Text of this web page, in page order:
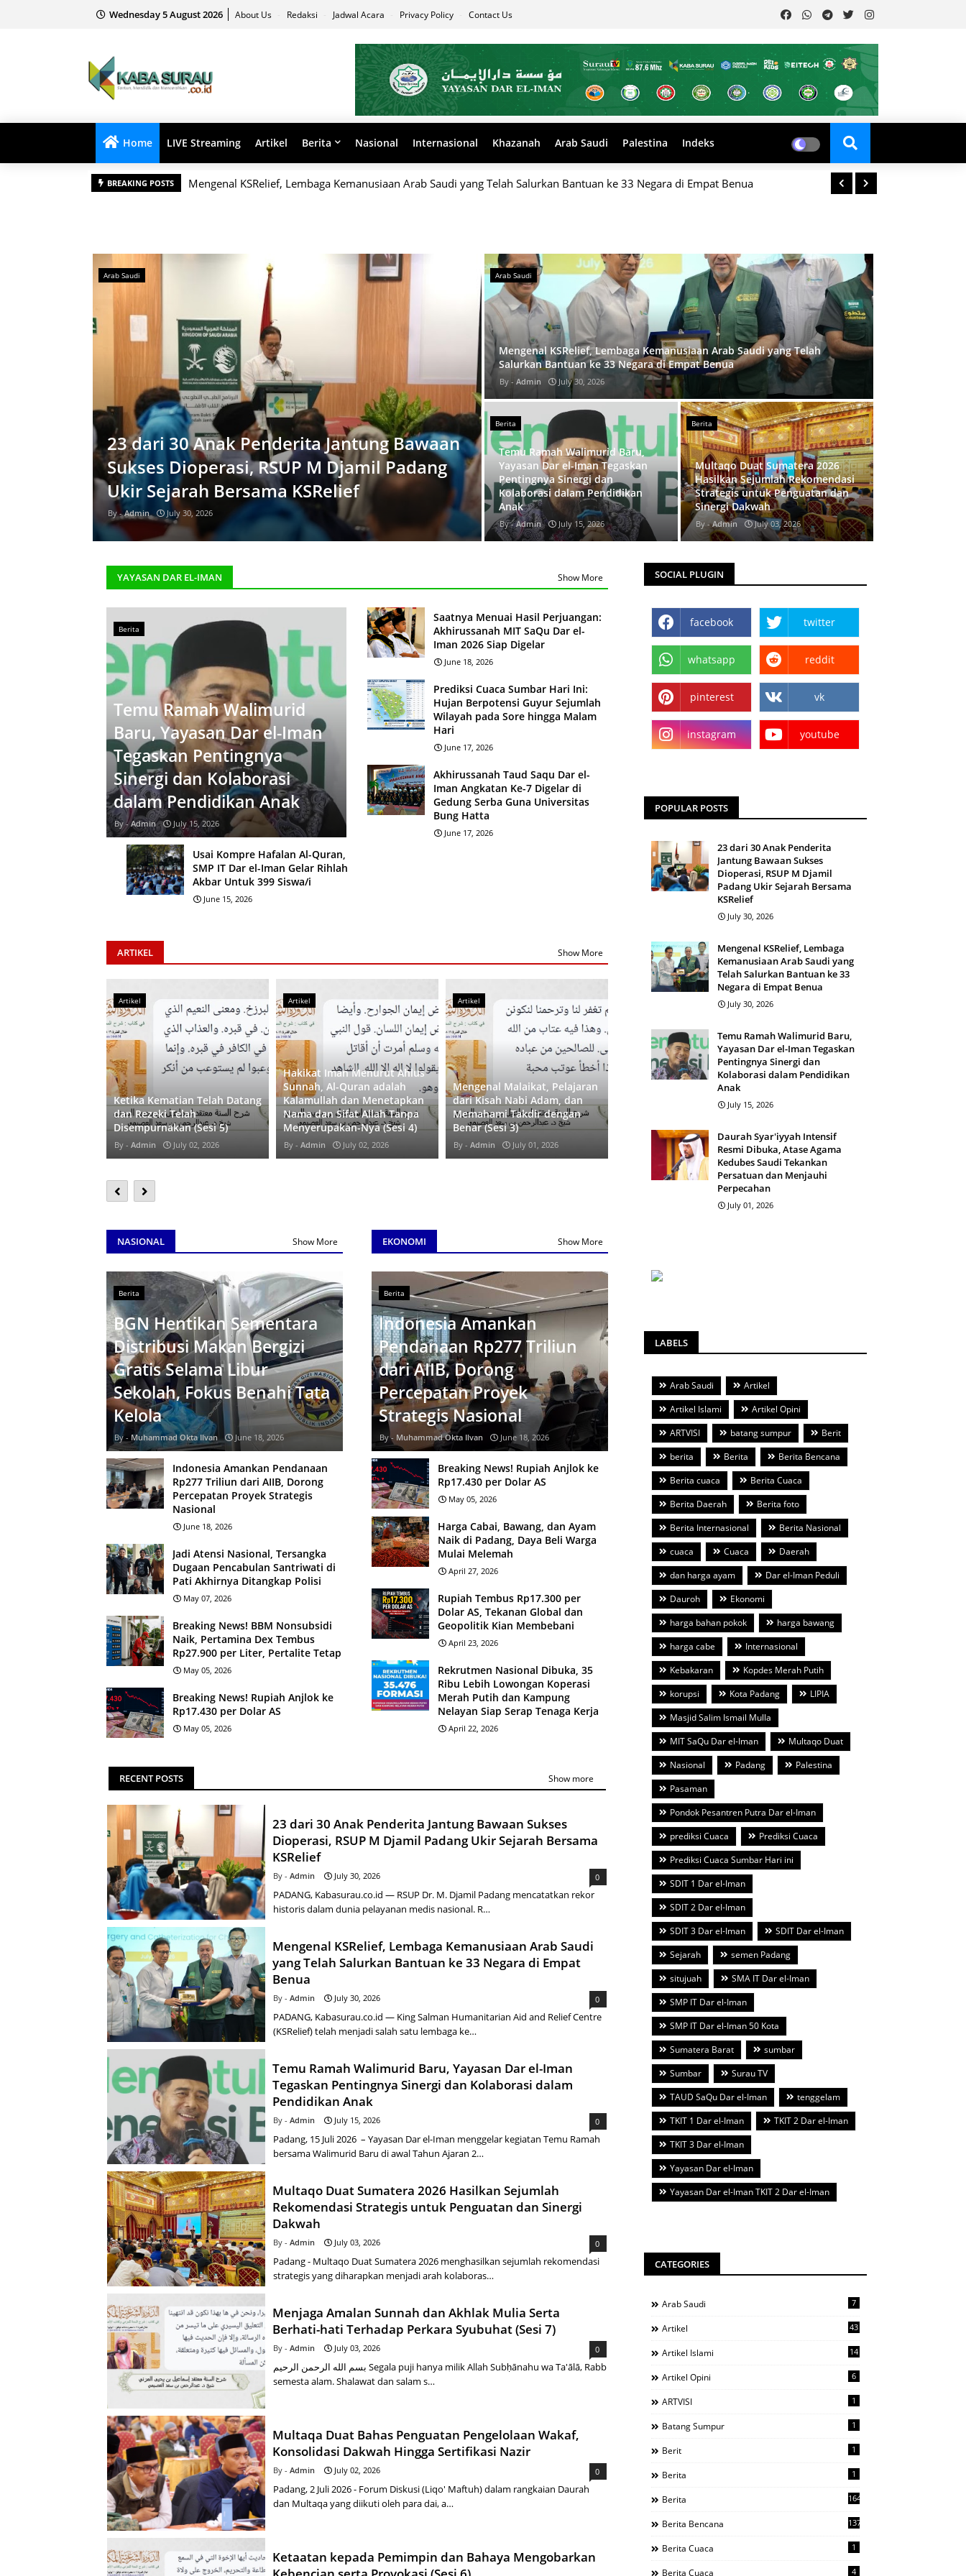
Wednesday 5 August 2026 About Us Redaksi Jadwal Acara Privacy Policy Contact Us
Home LIVE Streaming Artikel Berita Nasional Internasional Khazanah Arab Saudi Palestina Indeks
BREAKING POSTS Mengenal KSRelief, Lembaga Kemanusiaan Arab Saudi yang Telah Salurkan Bantuan ke 33 Negara di Empat Benua
Arab Saudi
23 dari 30 Anak Penderita Jantung Bawaan
Sukses Dioperasi, RSUP M Djamil Padang
Ukir Sejarah Bersama KSRelief
Admin July 30, 2026
Arab Saudi
Mengenal KSRelief, Lembaga Kemanusiaan Arab Saudi yang Telah
Salurkan Bantuan ke 33 Negara di Empat Benua
Admin July 30, 2026
Berita
Temu Ramah Walimurid Baru,
Yayasan Dar el-Iman Tegaskan
Pentingnya Sinergi dan
Kolaborasi dalam Pendidikan
Anak
Admin July 15, 2026
Berita
Multaqo Duat Sumatera 2026
Hasilkan Sejumlah Rekomendasi
Strategis untuk Penguatan dan
Sinergi Dakwah
Admin July 03, 2026
YAYASAN DAR EL-IMAN Show More
Berita
Temu Ramah Walimurid
Baru, Yayasan Dar el-Iman
Tegaskan Pentingnya
Sinergi dan Kolaborasi
dalam Pendidikan Anak
Admin July 15, 2026
Saatnya Menuai Hasil Perjuangan:
Akhirussanah MIT SaQu Dar el-
Iman 2026 Siap Digelar
June 18, 2026
Prediksi Cuaca Sumbar Hari Ini:
Hujan Berpotensi Guyur Sejumlah
Wilayah pada Sore hingga Malam
Hari
June 17, 2026
Akhirussanah Taud Saqu Dar el-
Iman Angkatan Ke-7 Digelar di
Gedung Serba Guna Universitas
Bung Hatta
June 17, 2026
Usai Kompre Hafalan Al-Quran,
SMP IT Dar el-Iman Gelar Rihlah
Akbar Untuk 399 Siswa/i
June 15, 2026
ARTIKEL Show More
Ketika Kematian Telah Datang
Disempurnakan (Sesi 5)
July 02, 2026
Artikel
Hakikat Iman Menurut Ahlus
Sunnah, Al-Quran adalah
Kalamullah dan Menetapkan
Nama dan Sifat Allah Tanpa
Menyerupakan-Nya (Sesi 4)
Admin July 02, 2026
Artikel
Mengenal Malaikat, Pelajaran
dari Kisah Nabi Adam, dan
Memahami Takdir dengan
Benar (Sesi 3)
Admin July 01, 2026
Iman kepada Takdir: Jalan
Menuju Ketenangan Hati dan
Kesempurnaan Tauhid (Sesi 2)
Admin
Artikel
Menjaga Amalan Sunnah dan
Akhlak Mulia Serta Berhati-
hati Terhadap Perkara
Syubuhat (Sesi 7)
Admin July 03, 2026
NASIONAL Show More
Berita
BGN Hentikan Sementara
Distribusi Makan Bergizi
Gratis Selama Libur
Sekolah, Fokus Benahi Tata
Kelola
Muhammad Okta Ilvan June 18, 2026
Indonesia Amankan Pendanaan
Rp277 Triliun dari AIIB, Dorong
Percepatan Proyek Strategis
Nasional
June 18, 2026
Jadi Atensi Nasional, Tersangka
Dugaan Pencabulan Santriwati di
Pati Akhirnya Ditangkap Polisi
May 07, 2026
Breaking News! BBM Nonsubsidi
Naik, Pertamina Dex Tembus
Rp27.900 per Liter, Pertalite Tetap
May 05, 2026
Breaking News! Rupiah Anjlok ke
Rp17.430 per Dolar AS
May 05, 2026
EKONOMI Show More
Berita
Indonesia Amankan
Pendanaan Rp277 Triliun
dari AIIB, Dorong
Percepatan Proyek
Strategis Nasional
Muhammad Okta Ilvan June 18, 2026
Breaking News! Rupiah Anjlok ke
Rp17.430 per Dolar AS
May 05, 2026
Harga Cabai, Bawang, dan Ayam
Naik di Padang, Daya Beli Warga
Mulai Melemah
April 27, 2026
Rupiah Tembus Rp17.300 per
Dolar AS, Tekanan Global dan
Geopolitik Kian Membebani
April 23, 2026
Rekrutmen Nasional Dibuka, 35
Ribu Lebih Lowongan Koperasi
Merah Putih dan Kampung
Nelayan Siap Serap Tenaga Kerja
April 22, 2026
RECENT POSTS Show more
23 dari 30 Anak Penderita Jantung Bawaan Sukses
Dioperasi, RSUP M Djamil Padang Ukir Sejarah Bersama
KSRelief
Admin July 30, 2026 0
PADANG, Kabasurau.co.id — RSUP Dr. M. Djamil Padang mencatatkan rekor
historis dalam dunia pelayanan medis nasional. R…
Mengenal KSRelief, Lembaga Kemanusiaan Arab Saudi
yang Telah Salurkan Bantuan ke 33 Negara di Empat
Benua
Admin July 30, 2026 0
PADANG, Kabasurau.co.id — King Salman Humanitarian Aid and Relief Centre
(KSRelief) telah menjadi salah satu lembaga ke…
Temu Ramah Walimurid Baru, Yayasan Dar el-Iman
Tegaskan Pentingnya Sinergi dan Kolaborasi dalam
Pendidikan Anak
Admin July 15, 2026 0
Padang, 15 Juli 2026 – Yayasan Dar el-Iman menggelar kegiatan Temu Ramah
bersama Walimurid Baru di awal Tahun Ajaran 2…
Multaqo Duat Sumatera 2026 Hasilkan Sejumlah
Rekomendasi Strategis untuk Penguatan dan Sinergi
Dakwah
Admin July 03, 2026 0
Padang - Multaqo Duat Sumatera 2026 menghasilkan sejumlah rekomendasi
strategis yang diharapkan menjadi arah kolaboras…
Menjaga Amalan Sunnah dan Akhlak Mulia Serta
Berhati-hati Terhadap Perkara Syubuhat (Sesi 7)
Admin July 03, 2026 0
بسم الله الرحمن الرحيم Segala puji hanya milik Allah Subḥānahu wa Ta'ālā, Rabb
semesta alam. Shalawat dan salam s…
Multaqa Duat Bahas Penguatan Pengelolaan Wakaf,
Konsolidasi Dakwah Hingga Sertifikasi Nazir
Admin July 02, 2026 0
Padang, 2 Juli 2026 - Forum Diskusi (Liqo' Maftuh) dalam rangkaian Daurah
dan Multaqa yang diikuti oleh para dai, a…
Ketaatan kepada Pemimpin dan Bahaya Mengobarkan
SOCIAL PLUGIN
facebook twitter
whatsapp reddit
pinterest vk
instagram youtube
POPULAR POSTS
23 dari 30 Anak Penderita
Jantung Bawaan Sukses
Dioperasi, RSUP M Djamil
Padang Ukir Sejarah Bersama
KSRelief
July 30, 2026
Mengenal KSRelief, Lembaga
Kemanusiaan Arab Saudi yang
Telah Salurkan Bantuan ke 33
Negara di Empat Benua
July 30, 2026
Temu Ramah Walimurid Baru,
Yayasan Dar el-Iman Tegaskan
Pentingnya Sinergi dan
Kolaborasi dalam Pendidikan
Anak
July 15, 2026
Daurah Syar'iyyah Intensif
Resmi Dibuka, Atase Agama
Kedubes Saudi Tekankan
Persatuan dan Menjauhi
Perpecahan
July 01, 2026
LABELS
Arab Saudi
Artikel
Artikel Islami
Artikel Opini
ARTVISI
batang sumpur
Berit
berita
Berita
Berita Bencana
Berita cuaca
Berita Cuaca
Berita Daerah
Berita foto
Berita Internasional
Berita Nasional
cuaca
Cuaca
Daerah
dan harga ayam
Dar el-Iman Peduli
Dauroh
Ekonomi
harga bahan pokok
harga bawang
harga cabe
Internasional
Kebakaran
Kopdes Merah Putih
korupsi
Kota Padang
LIPIA
Masjid Salim Ismail Mulla
MIT SaQu Dar el-Iman
Multaqo Duat
Nasional
Padang
Palestina
Pasaman
Pondok Pesantren Putra Dar el-Iman
prediksi Cuaca
Prediksi Cuaca
Prediksi Cuaca Sumbar Hari ini
SDIT 1 Dar el-Iman
SDIT 2 Dar el-Iman
SDIT 3 Dar el-Iman
SDIT Dar el-Iman
Sejarah
semen Padang
situjuah
SMA IT Dar el-Iman
SMP IT Dar el-Iman
SMP IT Dar el-Iman 50 Kota
Sumatera Barat
sumbar
Sumbar
Surau TV
TAUD SaQu Dar el-Iman
tenggelam
TKIT 1 Dar el-Iman
TKIT 2 Dar el-Iman
TKIT 3 Dar el-Iman
Yayasan Dar el-Iman
Yayasan Dar el-Iman TKIT 2 Dar el-Iman
CATEGORIES
Arab Saudi 7
Artikel 43
Artikel Islami 14
Artikel Opini 6
ARTVISI 1
Batang Sumpur 1
Berit 1
Berita 1
Berita 1644
Berita Bencana 137
Berita Cuaca 1
Berita Cuaca 4